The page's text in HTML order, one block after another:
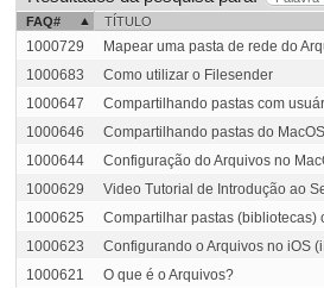
FAQ#
TÍTULO
1000729 Mapear uma pasta de rede do
1000683
Como utilizar o Filesender
1000647
Compartilhando pastas com
1000646
Compartilhando pastas do
1000644
Configuração do Arquivos no
1000629
Video Tutorial de Introdução ao
1000625
Compartilhar pastas (bibliotecas)
1000623
Configurando o Arquivos no iOS
1000621
O que é o Arquivos?